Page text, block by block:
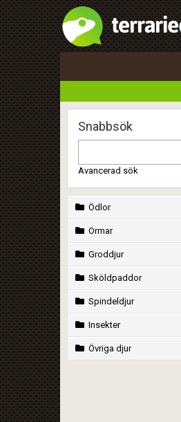
Snabbsök
Avancerad sök
Ödlor
Ormar
Groddjur
Sköldpaddor
Spindeldjur
Insekter
Övriga djur